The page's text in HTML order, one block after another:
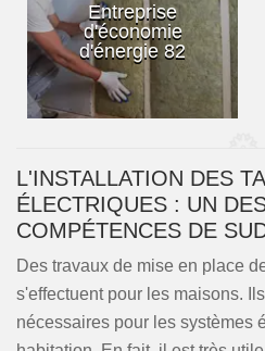
Entreprise
d'économie
d'énergie 82
L'INSTALLATION DES
ÉLECTRIQUES : UN
COMPÉTENCES DE
Des travaux de mise en place
s'effectuent pour les maisons.
nécessaires pour les systèmes